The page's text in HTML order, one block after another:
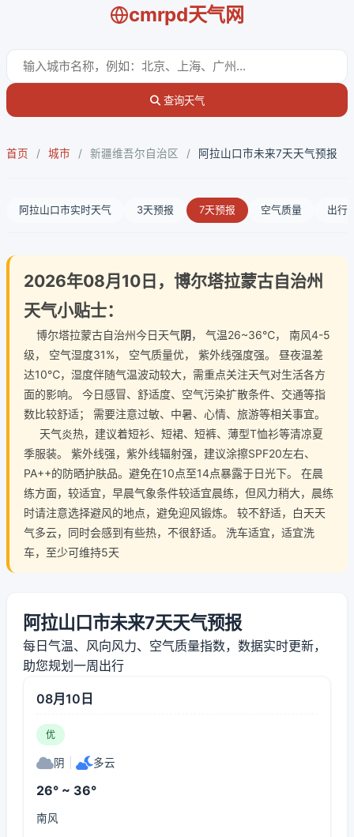
cmrpd天气网
查询天气
首页 / 城市 / 新疆维吾尔自治区 / 阿拉山口市未来7天天气预报
阿拉山口市实时天气 3天预报 7天预报 空气质量 出行
2026年08月10日，博尔塔拉蒙古自治州
天气小贴士：
博尔塔拉蒙古自治州今日天气阴， 气温26~36℃， 南风4-5
级， 空气湿度31%， 空气质量优， 紫外线强度强。 昼夜温差
达10℃，湿度伴随气温波动较大，需重点关注天气对生活各方
面的影响。 今日感冒、舒适度、空气污染扩散条件、交通等指
数比较舒适； 需要注意过敏、中暑、心情、旅游等相关事宜。
天气炎热，建议着短衫、短裙、短裤、薄型T恤衫等清凉夏
季服装。 紫外线强，紫外线辐射强，建议涂擦SPF20左右、
PA++的防晒护肤品。避免在10点至14点暴露于日光下。 在晨
练方面，较适宜，早晨气象条件较适宜晨练，但风力稍大，晨练
时请注意选择避风的地点，避免迎风锻炼。 较不舒适，白天天
气多云，同时会感到有些热，不很舒适。 洗车适宜，适宜洗
车，至少可维持5天
阿拉山口市未来7天天气预报
每日气温、风向风力、空气质量指数，数据实时更新，
助您规划一周出行
08月10日
优
阴 多云
26° ~ 36°
南风